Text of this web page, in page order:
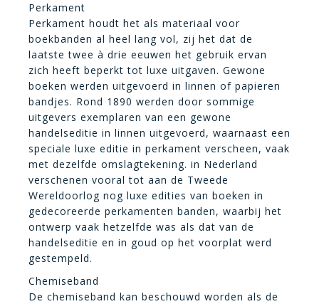
Perkament
Perkament houdt het als materiaal voor
boekbanden al heel lang vol, zij het dat de
laatste twee à drie eeuwen het gebruik ervan
zich heeft beperkt tot luxe uitgaven. Gewone
boeken werden uitgevoerd in linnen of papieren
bandjes. Rond 1890 werden door sommige
uitgevers exemplaren van een gewone
handelseditie in linnen uitgevoerd, waarnaast een
speciale luxe editie in perkament verscheen, vaak
met dezelfde omslagtekening. in Nederland
verschenen vooral tot aan de Tweede
Wereldoorlog nog luxe edities van boeken in
gedecoreerde perkamenten banden, waarbij het
ontwerp vaak hetzelfde was als dat van de
handelseditie en in goud op het voorplat werd
gestempeld.
Chemiseband
De chemiseband kan beschouwd worden als de